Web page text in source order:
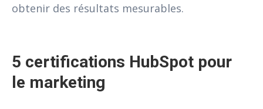
obtenir des résultats mesurables.
5 certifications HubSpot pour
le marketing